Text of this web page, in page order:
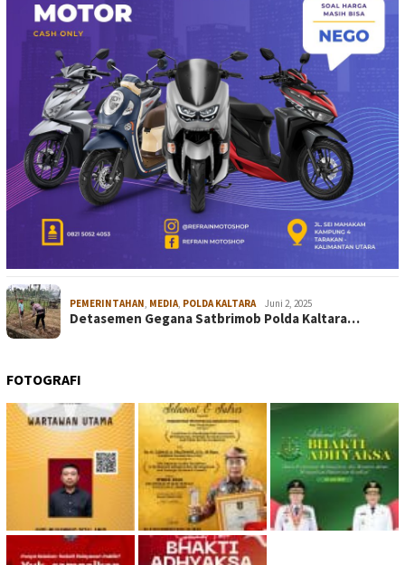
PEMERINTAHAN, MEDIA, POLDA KALTARA Juni 2, 2025
Detasemen Gegana Satbrimob Polda Kaltara…
FOTOGRAFI